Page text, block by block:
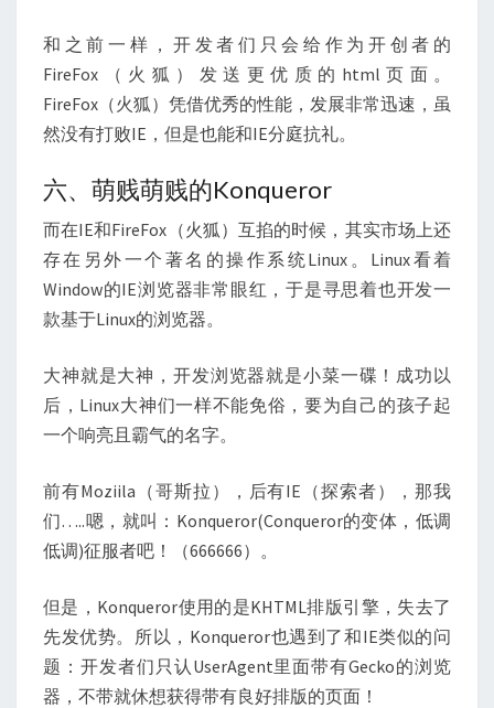
和之前一样，开发者们只会给作为开创者的
FireFox（火狐）发送更优质的html页面。
FireFox（火狐）凭借优秀的性能，发展非常迅速，虽
然没有打败IE，但是也能和IE分庭抗礼。
六、萌贱萌贱的Konqueror
而在IE和FireFox（火狐）互掐的时候，其实市场上还
存在另外一个著名的操作系统Linux。Linux看着
Window的IE浏览器非常眼红，于是寻思着也开发一
款基于Linux的浏览器。
大神就是大神，开发浏览器就是小菜一碟！成功以
后，Linux大神们一样不能免俗，要为自己的孩子起
一个响亮且霸气的名字。
前有Moziila（哥斯拉），后有IE（探索者），那我
们…..嗯，就叫：Konqueror(Conqueror的变体，低调
低调)征服者吧！（666666）。
但是，Konqueror使用的是KHTML排版引擎，失去了
先发优势。所以，Konqueror也遇到了和IE类似的问
题：开发者们只认UserAgent里面带有Gecko的浏览
器，不带就休想获得带有良好排版的页面！